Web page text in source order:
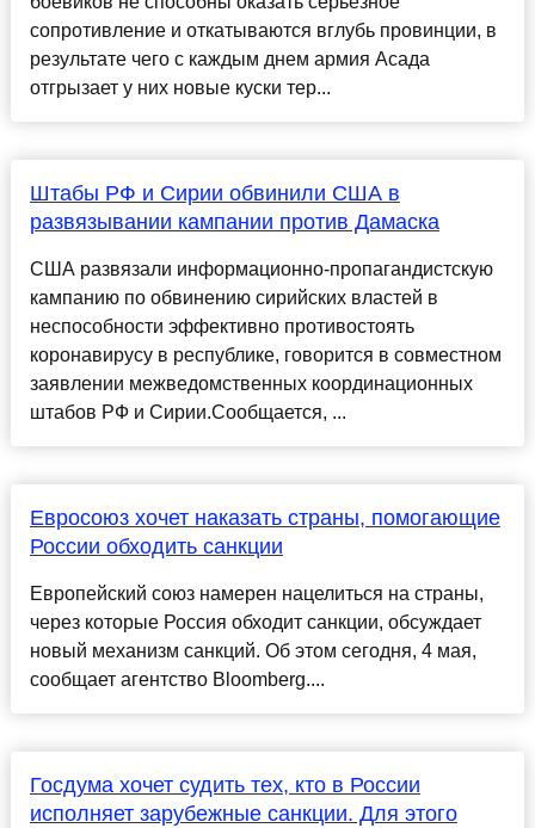
сопротивление и откатываются вглубь провинции, в
результате чего с каждым днем армия Асада
отгрызает у них новые куски тер...
Штабы РФ и Сирии обвинили США в
развязывании кампании против Дамаска
США развязали информационно-пропагандистскую
кампанию по обвинению сирийских властей в
неспособности эффективно противостоять
коронавирусу в республике, говорится в совместном
заявлении межведомственных координационных
штабов РФ и Сирии.Сообщается, ...
Евросоюз хочет наказать страны, помогающие
России обходить санкции
Европейский союз намерен нацелиться на страны,
через которые Россия обходит санкции, обсуждает
новый механизм санкций. Об этом сегодня, 4 мая,
сообщает агентство Bloomberg....
Госдума хочет судить тех, кто в России
исполняет зарубежные санкции. Для этого